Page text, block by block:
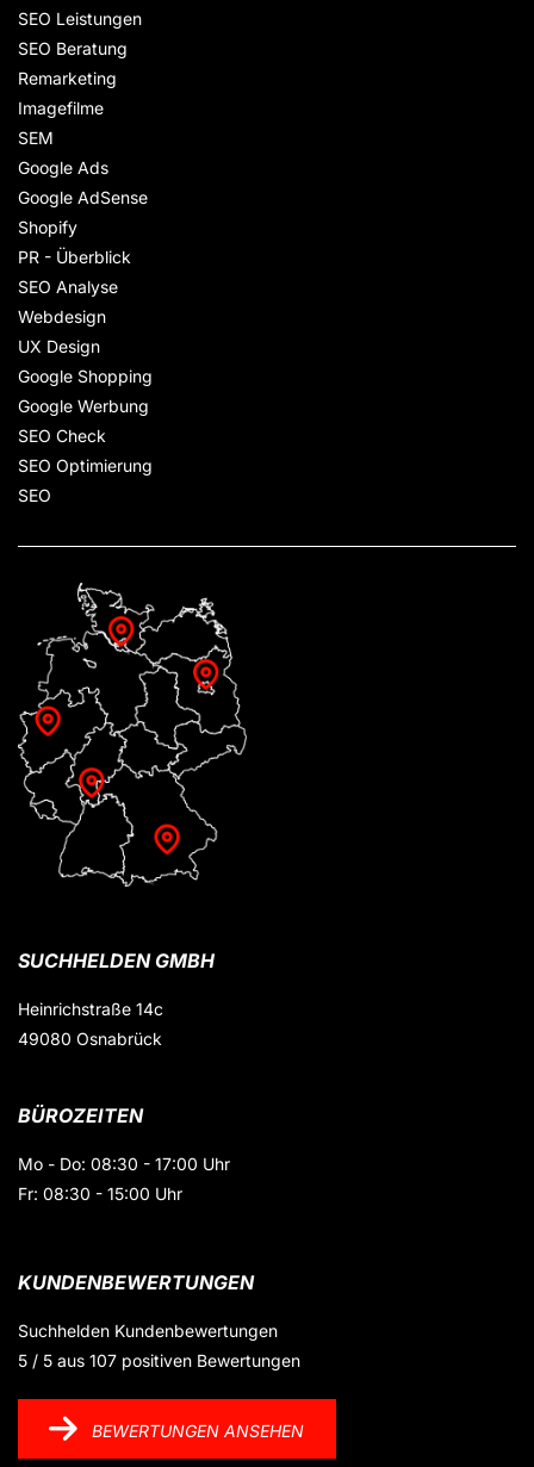
SEO Leistungen
SEO Beratung
Remarketing
Imagefilme
SEM
Google Ads
Google AdSense
Shopify
PR - Überblick
SEO Analyse
Webdesign
UX Design
Google Shopping
Google Werbung
SEO Check
SEO Optimierung
SEO
SUCHHELDEN GMBH
Heinrichstraße 14c
49080 Osnabrück
BÜROZEITEN
Mo - Do: 08:30 - 17:00 Uhr
Fr: 08:30 - 15:00 Uhr
KUNDENBEWERTUNGEN
Suchhelden Kundenbewertungen
5 / 5 aus 107 positiven Bewertungen
BEWERTUNGEN ANSEHEN